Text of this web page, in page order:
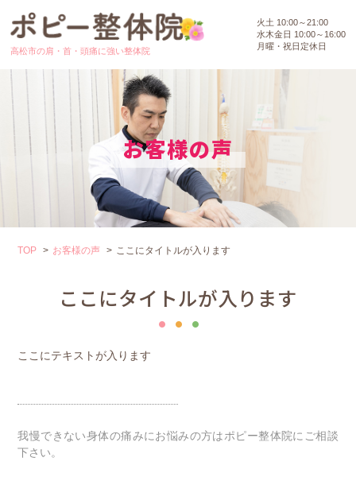
高松市の肩・首・頭痛に強い整体院
火土 10:00～21:00
水木金日 10:00～16:00
月曜・祝日定休日
お客様の声
TOP お客様の声 ここにタイトルが入ります
ここにタイトルが入ります
ここにテキストが入ります
我慢できない身体の痛みにお悩みの方はポピー整体院にご相談
下さい。